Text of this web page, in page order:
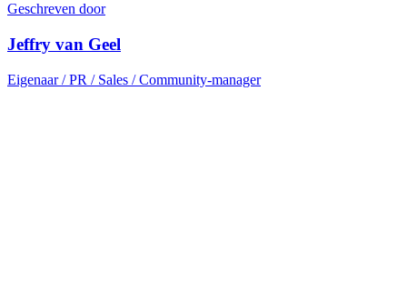
Geschreven door
Jeffry van Geel
Eigenaar / PR / Sales / Community-manager